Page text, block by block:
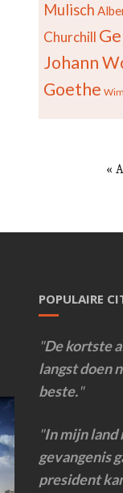
Mulisch
Churchill
Johann
Goethe
«
POPULAIRE
De kortste
langst doen
beste.
In mijn land
gevangenis
president